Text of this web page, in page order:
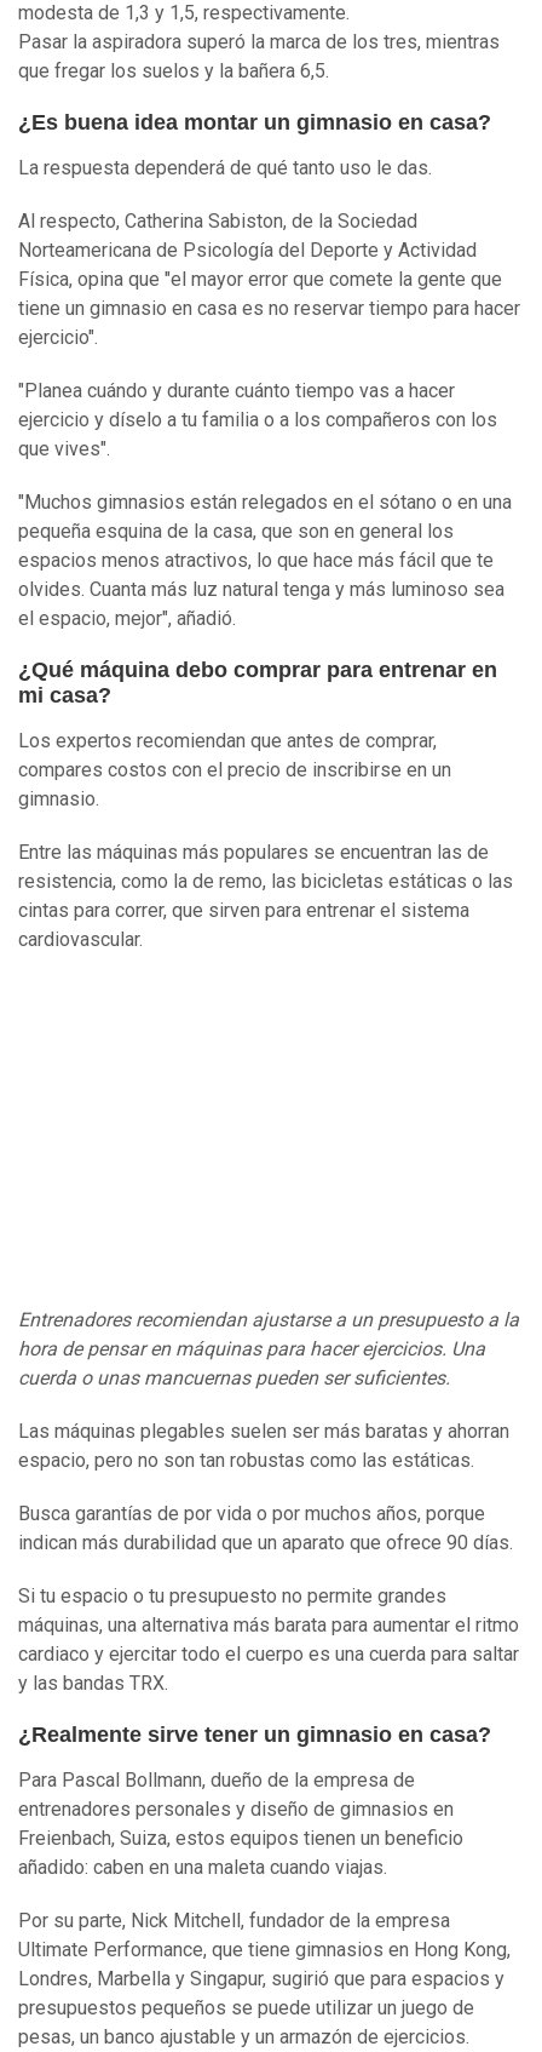
modesta de 1,3 y 1,5, respectivamente.
Pasar la aspiradora superó la marca de los tres, mientras
que fregar los suelos y la bañera 6,5.
¿Es buena idea montar un gimnasio en casa?
La respuesta dependerá de qué tanto uso le das.
Al respecto, Catherina Sabiston, de la Sociedad
Norteamericana de Psicología del Deporte y Actividad
Física, opina que "el mayor error que comete la gente que
tiene un gimnasio en casa es no reservar tiempo para hacer
ejercicio".
"Planea cuándo y durante cuánto tiempo vas a hacer
ejercicio y díselo a tu familia o a los compañeros con los
que vives".
"Muchos gimnasios están relegados en el sótano o en una
pequeña esquina de la casa, que son en general los
espacios menos atractivos, lo que hace más fácil que te
olvides. Cuanta más luz natural tenga y más luminoso sea
el espacio, mejor", añadió.
¿Qué máquina debo comprar para entrenar en
mi casa?
Los expertos recomiendan que antes de comprar,
compares costos con el precio de inscribirse en un
gimnasio.
Entre las máquinas más populares se encuentran las de
resistencia, como la de remo, las bicicletas estáticas o las
cintas para correr, que sirven para entrenar el sistema
cardiovascular.
Entrenadores recomiendan ajustarse a un presupuesto a la
hora de pensar en máquinas para hacer ejercicios. Una
cuerda o unas mancuernas pueden ser suficientes.
Las máquinas plegables suelen ser más baratas y ahorran
espacio, pero no son tan robustas como las estáticas.
Busca garantías de por vida o por muchos años, porque
indican más durabilidad que un aparato que ofrece 90 días.
Si tu espacio o tu presupuesto no permite grandes
máquinas, una alternativa más barata para aumentar el ritmo
cardiaco y ejercitar todo el cuerpo es una cuerda para saltar
y las bandas TRX.
¿Realmente sirve tener un gimnasio en casa?
Para Pascal Bollmann, dueño de la empresa de
entrenadores personales y diseño de gimnasios en
Freienbach, Suiza, estos equipos tienen un beneficio
añadido: caben en una maleta cuando viajas.
Por su parte, Nick Mitchell, fundador de la empresa
Ultimate Performance, que tiene gimnasios en Hong Kong,
Londres, Marbella y Singapur, sugirió que para espacios y
presupuestos pequeños se puede utilizar un juego de
pesas, un banco ajustable y un armazón de ejercicios.